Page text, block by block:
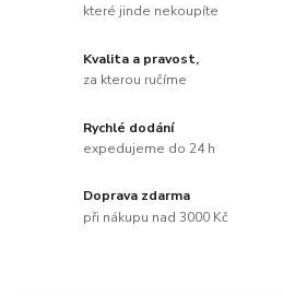
které jinde nekoupíte
Kvalita a pravost,
za kterou ručíme
Rychlé dodání
expedujeme do 24 h
Doprava zdarma
při nákupu nad 3000 Kč